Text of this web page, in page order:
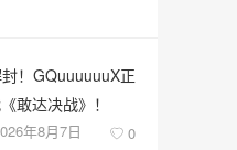
！GQuuuuuuX正
敢达决战》！
年8月7日 0